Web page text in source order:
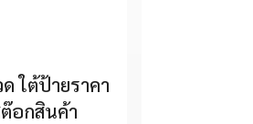
ใต้ป้ายราคา
อกสินค้า